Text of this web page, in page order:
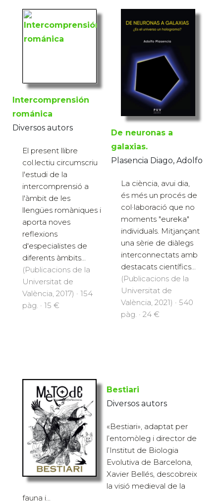
Intercomprensión
románica
Diversos autors
El present llibre
col.lectiu circumscriu
l'estudi de la
intercomprensió a
l'àmbit de les
llengües romàniques i
aporta noves
reflexions
d'especialistes de
diferents àmbits...
(Publicacions de la
Universitat de
València, 2017) · 154
pàg. · 15 €
De neuronas a
galaxias.
Plasencia Diago, Adolfo
La ciència, avui dia,
és més un procés de
col·laboració que no
moments "eureka"
individuals. Mitjançant
una sèrie de diàlegs
interconnectats amb
destacats científics...
(Publicacions de la
Universitat de
València, 2021) · 540
pàg. · 24 €
Bestiari
Diversos autors
«Bestiari», adaptat per
l’entomòleg i director de
l’Institut de Biologia
Evolutiva de Barcelona,
Xavier Bellés, descobreix
la visió medieval de la
fauna i...